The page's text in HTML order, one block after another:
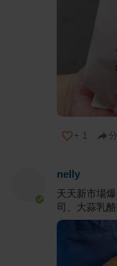
+ 1
nelly
天天新市場
司、大蒜乳